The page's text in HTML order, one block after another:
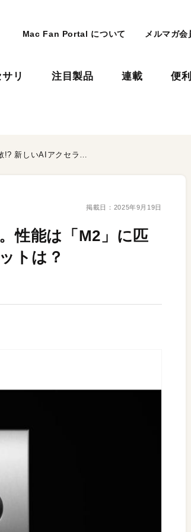
Mac Fan Portal について メルマガ会
リ 注目製品 連載 便
「A19／A19 Pro」の進化を徹底解剖。性能は「M2」に匹敵!? 新しいAIアクセラレータのメリットは？
掲載日： 2025年9月19日
性能は「M2」に匹
トは？